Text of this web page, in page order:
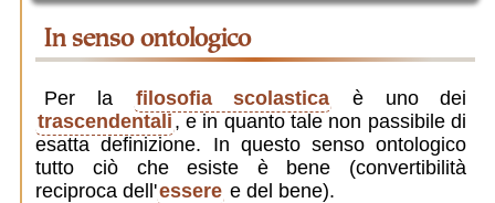
in senso ontologico
Per la filosofia scolastica è uno dei
trascendentali , e in quanto tale non passibile di
esatta definizione. In questo senso ontologico
tutto ciò che esiste è bene (convertibilità
reciproca dell'essere e del bene).